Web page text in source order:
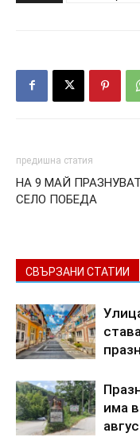
предишна статия
НА 9 МАЙ
СЕЛО ПОБЕДА
СВЪРЗАНИ СТАТИИ
има